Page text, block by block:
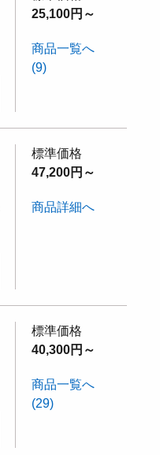
25,100円～
商品一覧へ
(9)
標準価格
47,200円～
商品詳細へ
標準価格
40,300円～
商品一覧へ
(29)